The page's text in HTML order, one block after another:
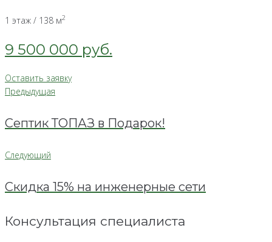
1 этаж / 138 м2
9 500 000 руб.
Оставить заявку
Навигация
по
записям
Предыдущая
Предыдущая
Септик ТОПАЗ в Подарок!
Следующий
Следующий
Скидка 15% на инженерные сети
Консультация специалиста